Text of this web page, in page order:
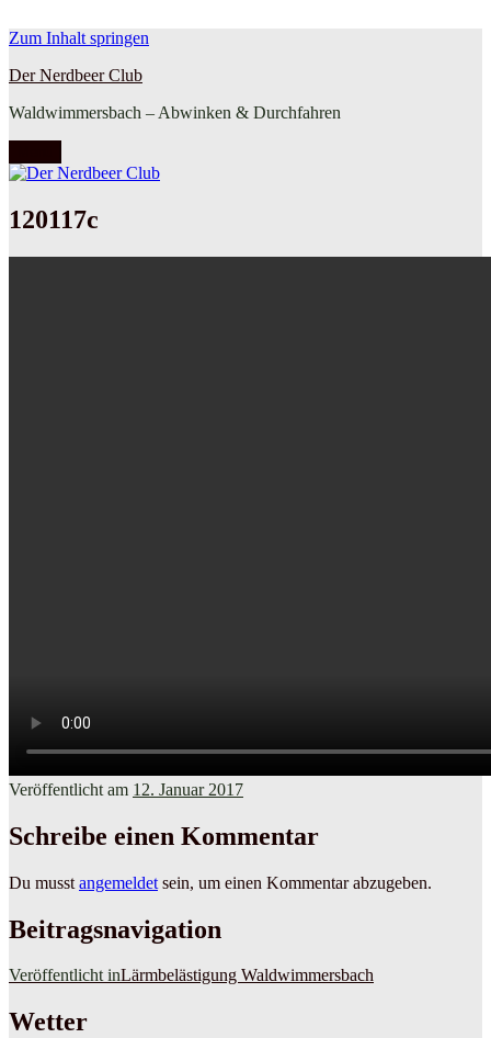
Zum Inhalt springen
Der Nerdbeer Club
Waldwimmersbach – Abwinken & Durchfahren
120117c
Veröffentlicht am 12. Januar 2017
Schreibe einen Kommentar
Du musst angemeldet sein, um einen Kommentar abzugeben.
Beitragsnavigation
Veröffentlicht inLärmbelästigung Waldwimmersbach
Wetter